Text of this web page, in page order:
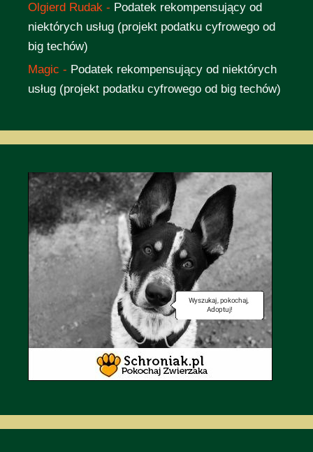
Olgierd Rudak - Podatek rekompensujący od
niektórych usług (projekt podatku cyfrowego od
big techów)
Magic - Podatek rekompensujący od niektórych
usług (projekt podatku cyfrowego od big techów)